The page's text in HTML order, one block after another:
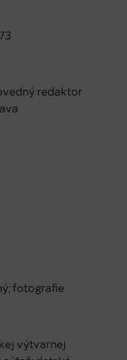
redaktor
fotografie
výtvarnej